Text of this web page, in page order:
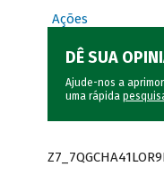
Ações
DÊ SUA
Ajude-nos a
uma rápida